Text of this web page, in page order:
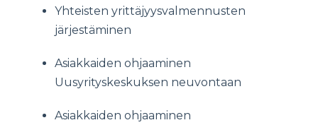
Yhteisten yrittäjyysvalmennusten
järjestäminen
Asiakkaiden ohjaaminen
Uusyrityskeskuksen neuvontaan
Asiakkaiden ohjaaminen